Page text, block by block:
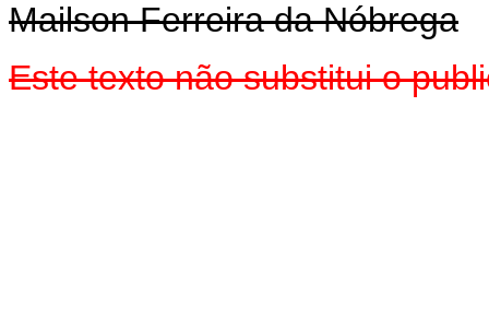
Mailson Ferreira da Nóbrega
Este texto não substitui o